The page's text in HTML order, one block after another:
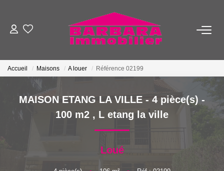
ESTIMATION
Accueil Maisons A louer Référence 02199
MAISON ETANG LA VILLE - 4 pièce(s) -
100 m2 , L etang la ville
Loué